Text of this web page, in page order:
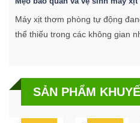
Máy xịt thơm phòng tự động
thể thiếu trong các không gian
SẢN PHẨM